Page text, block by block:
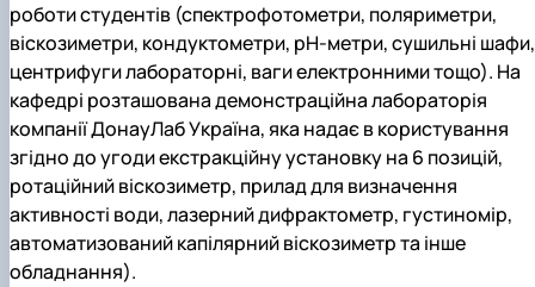
роботи студентів (спектрофотометри, поляриметри,
віскозиметри, кондуктометри, рН-метри, сушильні шафи,
центрифуги лабораторні, ваги електронними тощо). На
кафедрі розташована демонстраційна лабораторія
компанії ДонауЛаб Україна, яка надає в користування
згідно до угоди екстракційну установку на 6 позицій,
ротаційний віскозиметр, прилад для визначення
активності води, лазерний дифрактометр, густиномір,
автоматизований капілярний віскозиметр та інше
обладнання).